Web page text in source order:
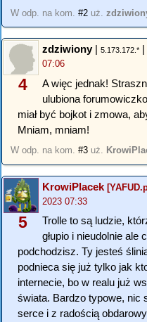
W odp. na kom. #2 uż.
4
zdziwiony| 5.173.172.* |
07:06
A więc jednak!
ulubiona
miał być bojkot i zmowa,
Mniam, mniam!
W odp. na kom. #3 uż.
5
KrowiPlacek
2023 07:33
Trolle to są ludzie,
głupio i nieudolnie ale
podchodzisz. Ty jesteś
podnieca się już tylko jak
internecie, bo w realu już
świata. Bardzo typowe, nic
serce i z radością